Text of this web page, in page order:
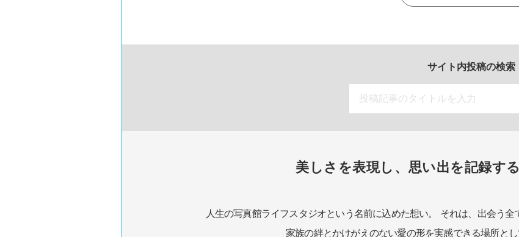
サイト内投稿の検索
美しさを表現し、思い出を記録す
人生の写真館ライフスタジオという名前に込めた想い。
それは、出会う全
家族の絆とかけがえのない愛の形を実感できる場所とし